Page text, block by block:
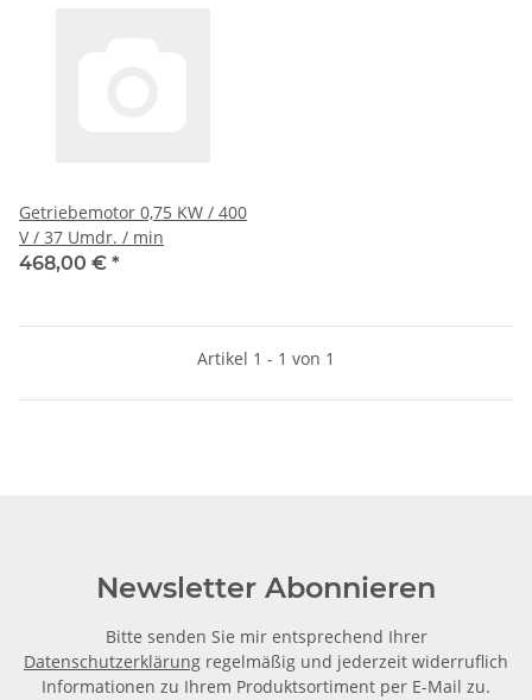
Getriebemotor 0,75 KW / 400
V / 37 Umdr. / min
468,00 € *
Artikel 1 - 1 von 1
Newsletter Abonnieren
Bitte senden Sie mir entsprechend Ihrer
Datenschutzerklärung regelmäßig und jederzeit widerruflich
Informationen zu Ihrem Produktsortiment per E-Mail zu.